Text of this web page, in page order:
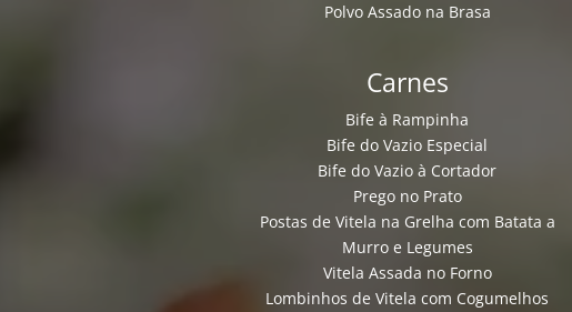
Polvo Assado na Brasa
Carnes
Bife à Rampinha
Bife do Vazio Especial
Bife do Vazio à Cortador
Prego no Prato
Postas de Vitela na Grelha com Batata a
Murro e Legumes
Vitela Assada no Forno
Lombinhos de Vitela com Cogumelhos